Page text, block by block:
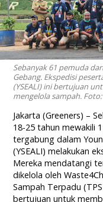
Sebanyak 61 pemuda
Gebang. Ekspedisi
(YSEALI) ini bertujuan
mengelola sampah.
Jakarta (Greeners) –
18-25 tahun mewakili
tergabung dalam
(YSEALI) melakukan
Mereka mendatangi
dikelola oleh
Sampah Terpadu
bertujuan untuk